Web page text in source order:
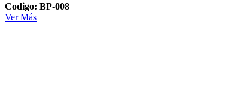
Codigo: BP-008
Ver Más